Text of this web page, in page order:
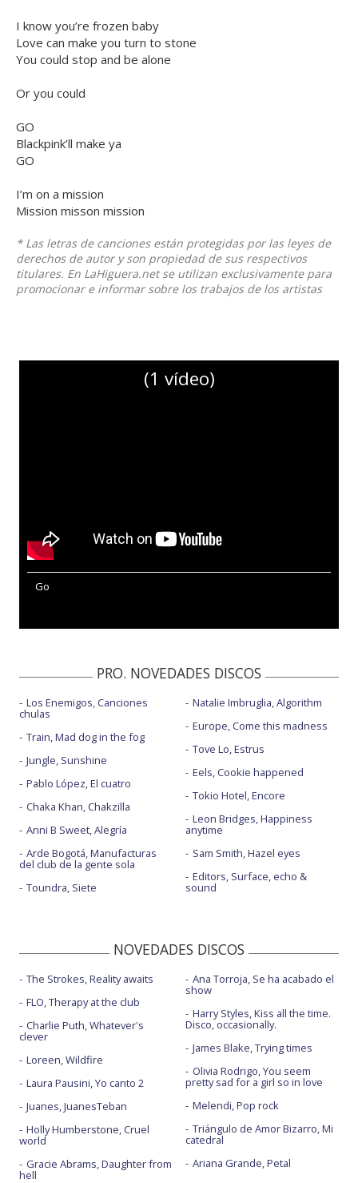
I know you’re frozen baby
Love can make you turn to stone
You could stop and be alone
Or you could
GO
Blackpink’ll make ya
GO
I’m on a mission
Mission misson mission
* Las letras de canciones están protegidas por las leyes de
derechos de autor y son propiedad de sus respectivos
titulares. En LaHiguera.net se utilizan exclusivamente para
promocionar e informar sobre los trabajos de los artistas
(1 vídeo)
Go
PRO. NOVEDADES DISCOS
Los Enemigos, Canciones
chulas
Train, Mad dog in the fog
Jungle, Sunshine
Pablo López, El cuatro
Chaka Khan, Chakzilla
Anni B Sweet, Alegría
Arde Bogotá, Manufacturas
del club de la gente sola
Toundra, Siete
Natalie Imbruglia, Algorithm
Europe, Come this madness
Tove Lo, Estrus
Eels, Cookie happened
Tokio Hotel, Encore
Leon Bridges, Happiness
anytime
Sam Smith, Hazel eyes
Editors, Surface, echo &
sound
NOVEDADES DISCOS
The Strokes, Reality awaits
FLO, Therapy at the club
Charlie Puth, Whatever's
clever
Loreen, Wildfire
Laura Pausini, Yo canto 2
Juanes, JuanesTeban
Holly Humberstone, Cruel
world
Gracie Abrams, Daughter from
hell
Ana Torroja, Se ha acabado el
show
Harry Styles, Kiss all the time.
Disco, occasionally.
James Blake, Trying times
Olivia Rodrigo, You seem
pretty sad for a girl so in love
Melendi, Pop rock
Triángulo de Amor Bizarro, Mi
catedral
Ariana Grande, Petal